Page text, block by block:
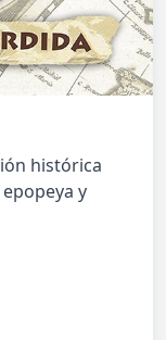
histórica
y